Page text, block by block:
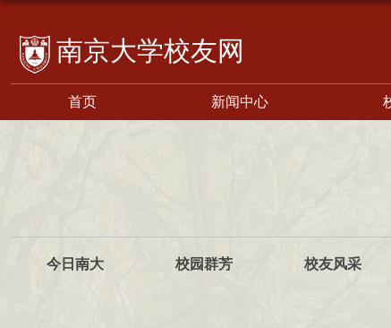
校友网
首页 新闻中心
今日南大 校园群芳 校友风采